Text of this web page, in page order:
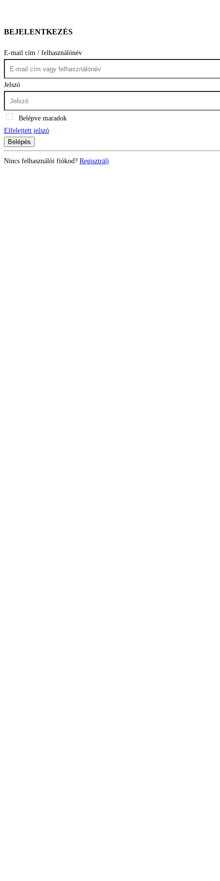
BEJELENTKEZÉS
E-mail cím / felhasználónév
Jelszó
Belépve maradok
Elfelejtett jelszó
Belépés
Nincs felhasználói fiókod? Regisztrálj